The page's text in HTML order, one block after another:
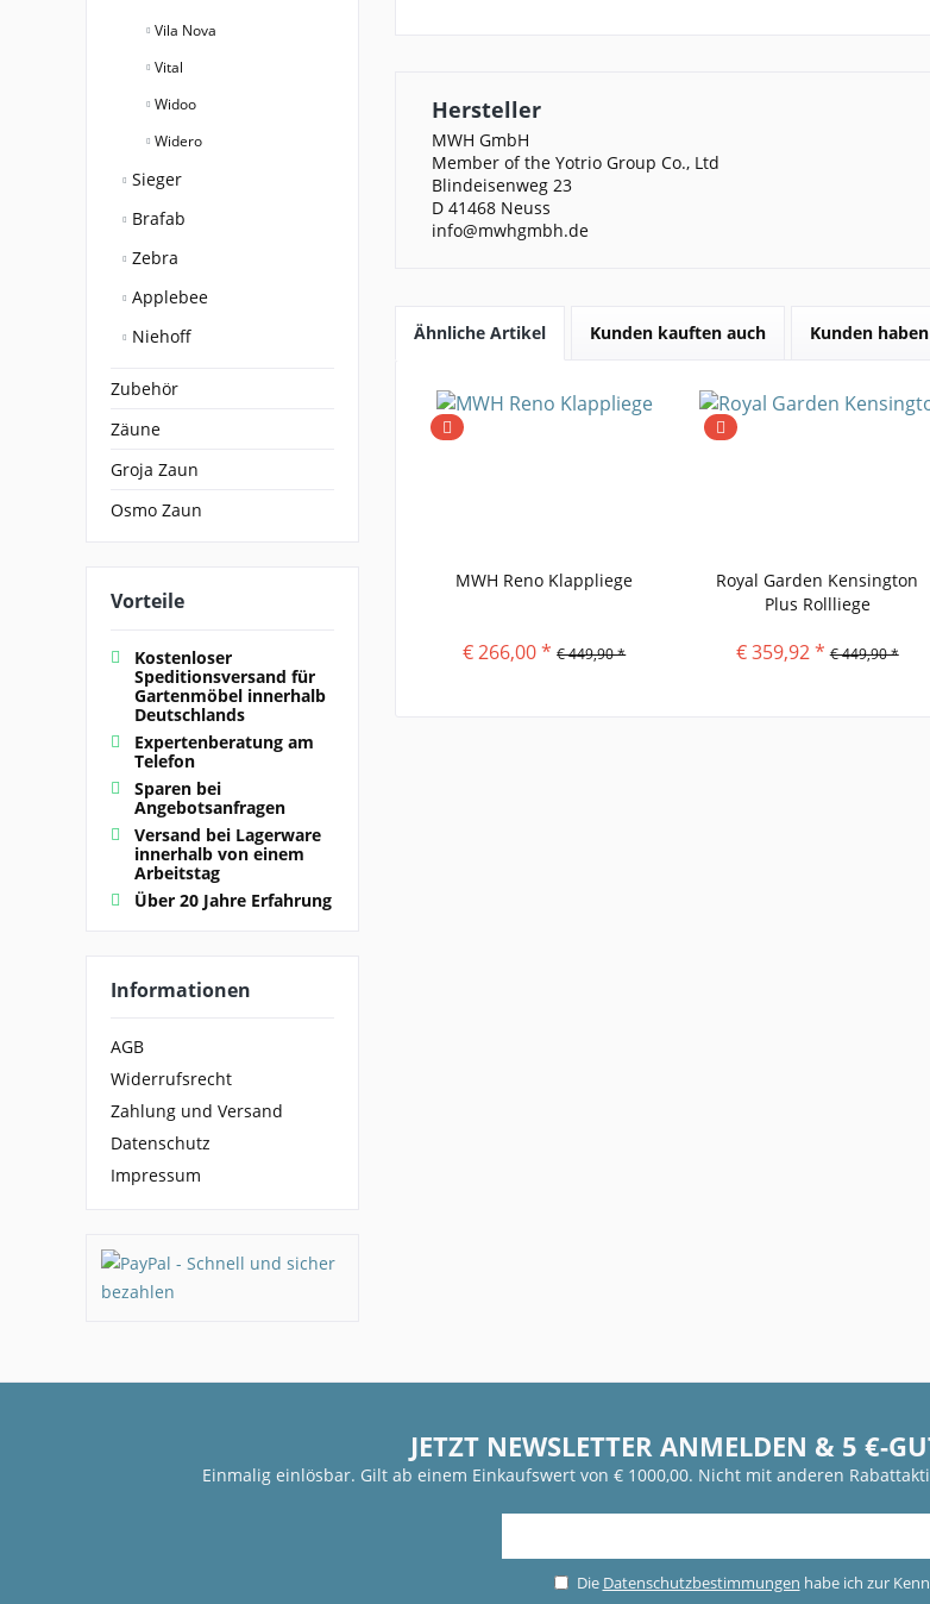
Vila Nova
Vital
Widoo
Widero
Sieger
Brafab
Zebra
Applebee
Niehoff
Zubehör
Zäune
Groja Zaun
Osmo Zaun
Vorteile
Kostenloser
Speditionsversand für
Gartenmöbel innerhalb
Deutschlands
Expertenberatung am
Telefon
Sparen bei
Angebotsanfragen
Versand bei Lagerware
innerhalb von einem
Arbeitstag
Über 20 Jahre Erfahrung
Informationen
AGB
Widerrufsrecht
Zahlung und Versand
Datenschutz
Impressum
Hersteller
MWH GmbH
Member of the Yotrio Group Co., Ltd
Blindeisenweg 23
D 41468 Neuss
info@mwhgmbh.de
Ähnliche Artikel Kunden kauften auch Kunden
MWH Reno Klappliege
€ 266,00 * € 449,90 *
Royal Garden Kensington
Plus Rollliege
€ 359,92 * € 449,90 *
JETZT NEWSLETTER ANMELDEN & 5 €-
Einmalig einlösbar. Gilt ab einem Einkaufswert von € 1000,00. Nicht mit anderen
Die Datenschutzbestimmungen habe ich zur